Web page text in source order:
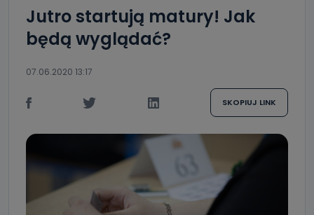
Jutro startują matury! Jak
będą wyglądać?
07.06.2020 13:17
SKOPIUJ LINK